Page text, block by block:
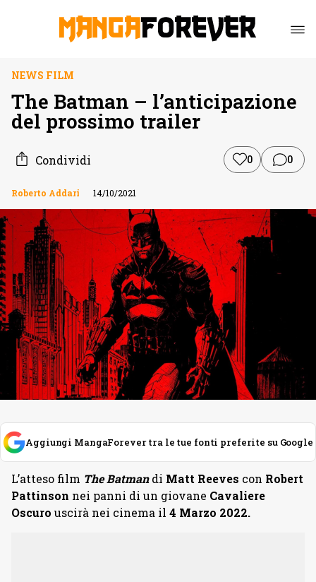
NEWS FILM
The Batman – l’anticipazione
del prossimo trailer
Condividi 0 0
Roberto Addari 14/10/2021
Aggiungi MangaForever tra le tue fonti preferite su Google
L’atteso film The Batmandi Matt Reeves con Robert
Pattinson nei panni di un giovane Cavaliere
Oscuro uscirà nei cinema il 4 Marzo 2022.